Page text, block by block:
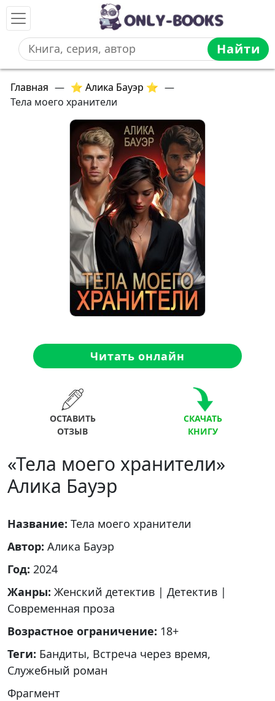
Найти
Главная — ⭐ Алика Бауэр ⭐ —
Тела моего хранители
Читать онлайн
ОСТАВИТЬ
ОТЗЫВ
СКАЧАТЬ
КНИГУ
«Тела моего хранители»
Алика Бауэр
Название: Тела моего хранители
Автор: Алика Бауэр
Год: 2024
Жанры: Женский детектив | Детектив |
Современная проза
Возрастное ограничение: 18+
Теги: Бандиты, Встреча через время,
Служебный роман
Фрагмент